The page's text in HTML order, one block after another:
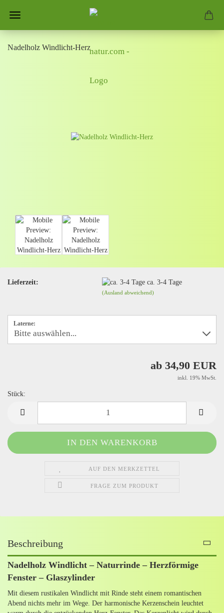
Nadelholz Windlicht-Herz
Lieferzeit: ca. 3-4 Tage
(Ausland abweichend)
Laterne:
ab 34,90 EUR
inkl. 19% MwSt.
Stück:
AUF DEN MERKZETTEL
FRAGE ZUM PRODUKT
Beschreibung
Nadelholz Windlicht – Naturrinde – Herzförmige
Fenster – Glaszylinder
Mit diesem rustikalen Windlicht mit Rinde steht einem romantischen
Abend nichts mehr im Wege. Der harmonische Kerzenschein leuchtet